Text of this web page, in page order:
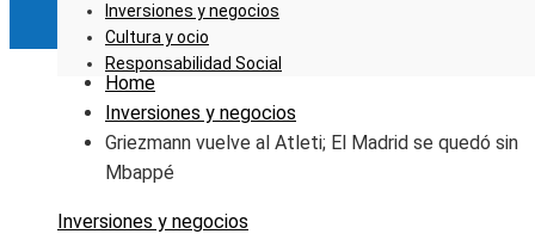
Inversiones y negocios
Cultura y ocio
Responsabilidad Social
Home
Inversiones y negocios
Griezmann vuelve al Atleti; El Madrid se quedó sin
Mbappé
Inversiones y negocios